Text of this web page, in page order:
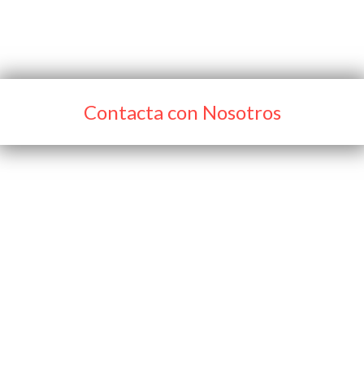
Contacta con Nosotros